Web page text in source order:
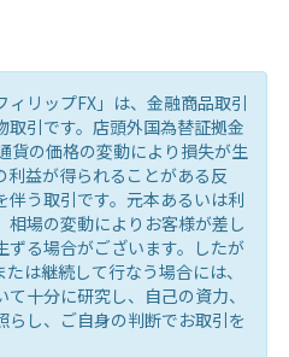
リップFX」は、金融商品取引
引です。店頭外国為替証拠金
貨の価格の変動により損失が生
益が得られることがある反
う取引です。元本あるいは利
場の変動によりお客様が差し
ずる場合がございます。したが
は継続して行なう場合には、
十分に研究し、自己の資力、
し、ご自身の判断でお取引を